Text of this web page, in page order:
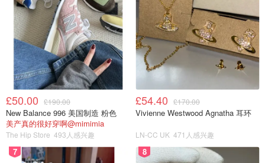
我尝试过的是Pecan, Almond & Coconut这个味道，并且多
次回购！我个人觉得低糖少油（在不降低口感的前提下）做
的最好的就是这家了，葵花籽油+枫糖浆的配方，能吃到燕
麦烤过之后的焦香哦。跟前面几款比起来他家granola比较
散，都是一片片oats，没有什么clusters，跟我的自制
granola比较像，因为含糖量很低所以不容易成团
£50.00 £190.00
New Balance 996 美国制造 粉色
美产真的很好穿啊@mimimia
The Hip Store 493人感兴趣
£54.40 £170.00
Vivienne Westwood Agnatha 耳环
LN-CC UK 471人感兴趣
7 8